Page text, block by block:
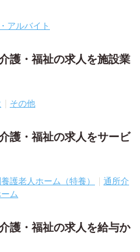
アルバイト
護・福祉の求人を施設業
その他
護・福祉の求人をサービ
護老人ホーム（特養）
通所介
ム
護・福祉の求人を給与か